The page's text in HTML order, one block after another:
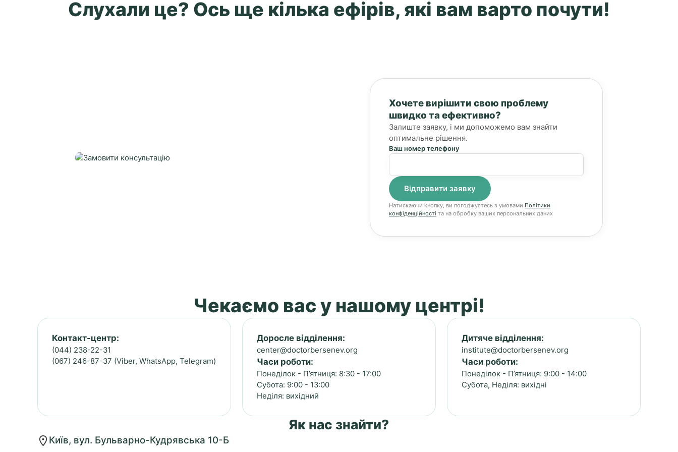
Слухали це? Ось ще кілька ефірів, які вам варто почути!
Хочете вирішити свою проблему
швидко та ефективно?
Залиште заявку, і ми допоможемо вам знайти
оптимальне рішення.
Ваш номер телефону
Натискаючи кнопку, ви погоджуєтесь з умовами Політики
конфіденційності та на обробку ваших персональних даних
Чекаємо вас у нашому центрі!
Контакт-центр:
(044) 238-22-31
(067) 246-87-37 (Viber, WhatsApp, Telegram)
Доросле відділення:
center@doctorbersenev.org
Часи роботи:
Понеділок - П’ятниця: 8:30 - 17:00
Субота: 9:00 - 13:00
Неділя: вихідний
Дитяче відділення:
institute@doctorbersenev.org
Часи роботи:
Понеділок - П’ятниця: 9:00 - 14:00
Субота, Неділя: вихідні
Як нас знайти?
Київ, вул. Бульварно-Кудрявська 10-Б